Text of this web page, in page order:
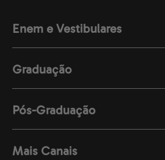
Enem e Vestibulares
Graduação
Pós-Graduação
Mais Canais